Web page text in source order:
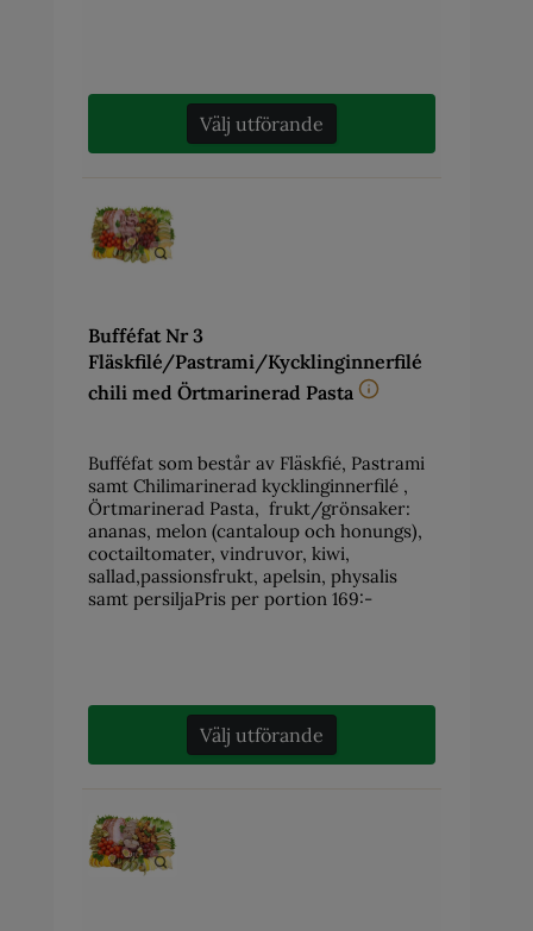
Välj utförande
Bufféfat Nr 3
Fläskfilé/Pastrami/Kycklinginnerfilé
chili med Örtmarinerad Pasta
Bufféfat som består av Fläskfié, Pastrami
samt Chilimarinerad kycklinginnerfilé ,
Örtmarinerad Pasta, frukt/grönsaker:
ananas, melon (cantaloup och honungs),
coctailtomater, vindruvor, kiwi,
sallad,passionsfrukt, apelsin, physalis
samt persiljaPris per portion 169:-
Välj utförande